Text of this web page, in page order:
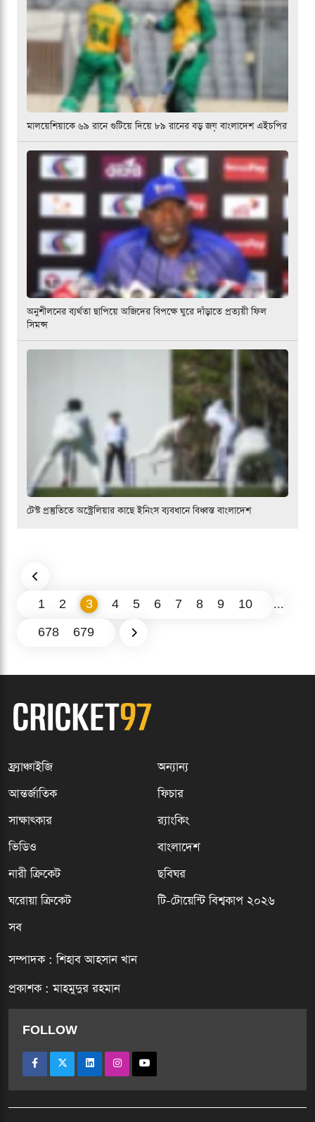
মালয়েশিয়াকে ৬৯ রানে গুটিয়ে দিয়ে ৮৯ রানের বড় জয় বাংলাদেশ এইচপির
অনুশীলনের ব্যর্থতা ছাপিয়ে অজিদের বিপক্ষে ঘুরে দাঁড়াতে প্রত্যয়ী ফিল
সিমন্স
টেস্ট প্রস্তুতিতে অস্ট্রেলিয়ার কাছে ইনিংস ব্যবধানে বিধ্বস্ত বাংলাদেশ
1 2 3 4 5 6 7 8 9 10
...
678
679
ফ্র্যাঞ্চাইজি
অন্যান্য
আন্তর্জাতিক
ফিচার
সাক্ষাৎকার
র‍্যাংকিং
ভিডিও
বাংলাদেশ
নারী ক্রিকেট
ছবিঘর
ঘরোয়া ক্রিকেট
টি-টোয়েন্টি বিশ্বকাপ ২০২৬
সব
সম্পাদক : শিহাব আহসান খান
প্রকাশক : মাহমুদুর রহমান
FOLLOW